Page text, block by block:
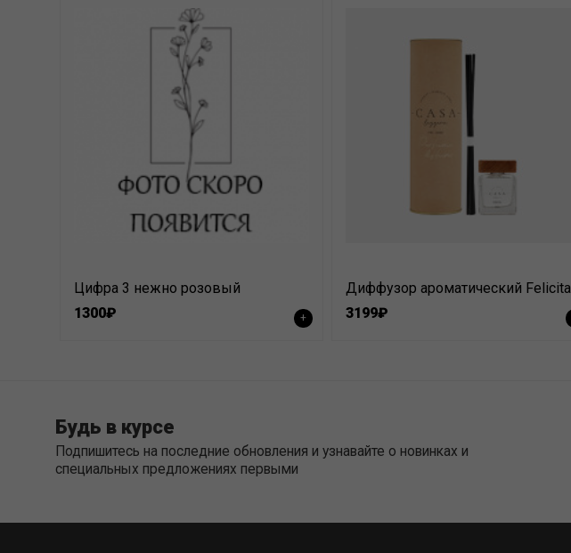
Цифра 3 нежно розовый
1300₽
+
3199₽
Будь в курсе
Подпишитесь на последние обновления и узнавайте о новинках и
специальных предложениях первыми